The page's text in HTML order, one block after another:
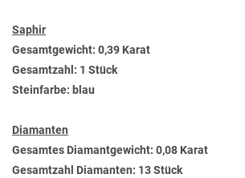
Saphir
Gesamtgewicht: 0,39 Karat
Gesamtzahl: 1 Stück
Steinfarbe: blau
Diamanten
Gesamtes Diamantgewicht: 0,08 Karat
Gesamtzahl Diamanten: 13 Stück